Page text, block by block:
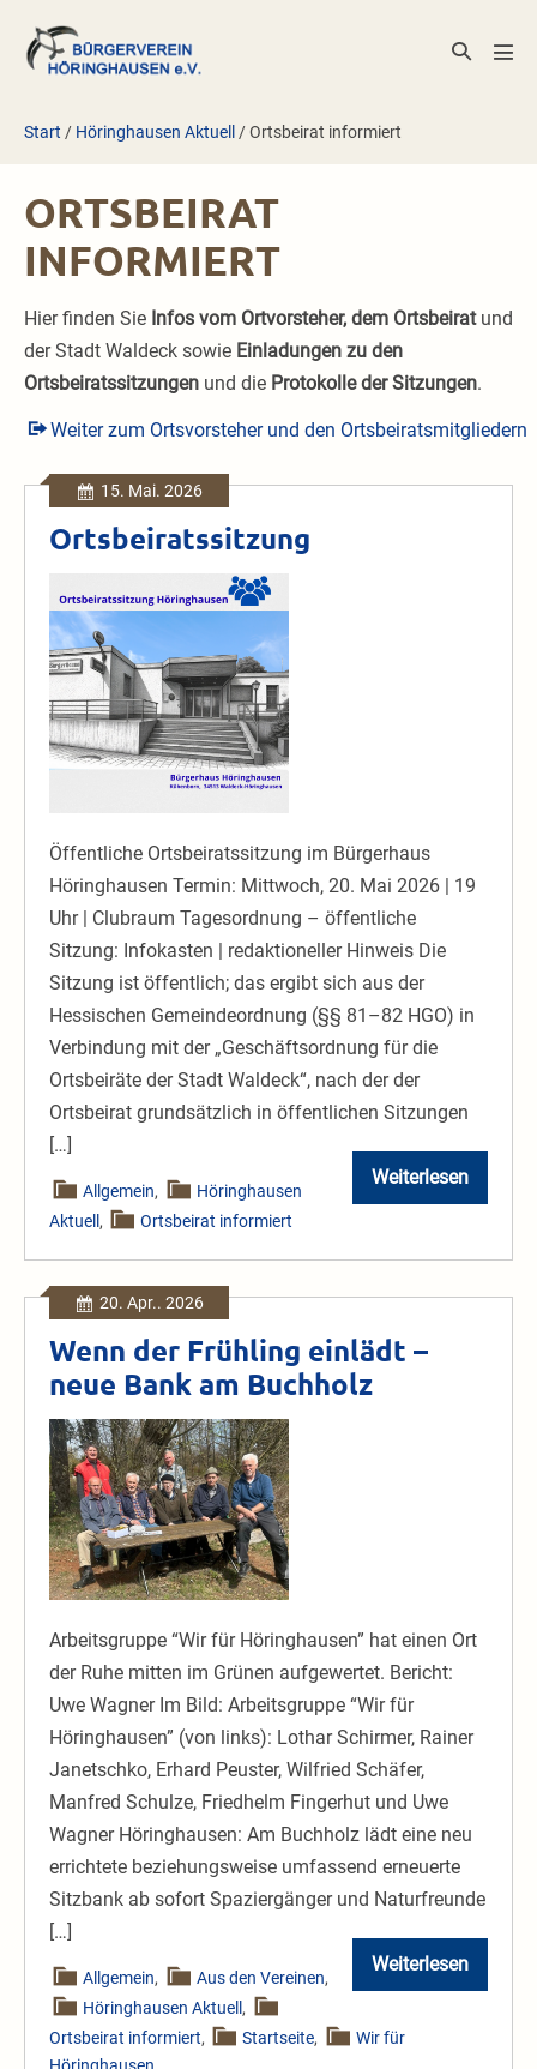
Inhalt
springen
Suche-
Start / Höringhausen Aktuell /Ortsbeirat informiert
ORTSBEIRAT
INFORMIERT
Hier finden Sie Infos vom Ortvorsteher, dem Ortsbeiratund
der Stadt Waldeck sowie Einladungen zu den
Ortsbeiratssitzungen und die Protokolle der Sitzungen.
Weiter zum Ortsvorsteher und den Ortsbeiratsmitgliedern
15. Mai. 2026
Ortsbeiratssitzung
Öffentliche Ortsbeiratssitzung im Bürgerhaus
Höringhausen Termin: Mittwoch, 20. Mai 2026 | 19
Uhr | Clubraum Tagesordnung – öffentliche
Sitzung: Infokasten | redaktioneller Hinweis Die
Sitzung ist öffentlich; das ergibt sich aus der
Hessischen Gemeindeordnung (§§ 81–82 HGO) in
Verbindung mit der „Geschäftsordnung für die
Ortsbeiräte der Stadt Waldeck“, nach der der
Ortsbeirat grundsätzlich in öffentlichen Sitzungen
[…]
Weiterlesen
Allgemein,
Höringhausen
Aktuell , Ortsbeirat informiert
20. Apr.. 2026
Wenn der Frühling einlädt –
neue Bank am Buchholz
Wenn
der
Frühling
einlädt
–
neue
Bank
am
Buchholz
Arbeitsgruppe “Wir für Höringhausen” hat einen Ort
der Ruhe mitten im Grünen aufgewertet. Bericht:
Uwe Wagner Im Bild: Arbeitsgruppe “Wir für
Höringhausen” (von links): Lothar Schirmer, Rainer
Janetschko, Erhard Peuster, Wilfried Schäfer,
Manfred Schulze, Friedhelm Fingerhut und Uwe
Wagner Höringhausen: Am Buchholz lädt eine neu
errichtete beziehungsweise umfassend erneuerte
Sitzbank ab sofort Spaziergänger und Naturfreunde
[…]
Weiterlesen
Wenn
der
Allgemein, Aus den Vereinen,
Höringhausen Aktuell,
Ortsbeirat informiert, Startseite,
Wir für